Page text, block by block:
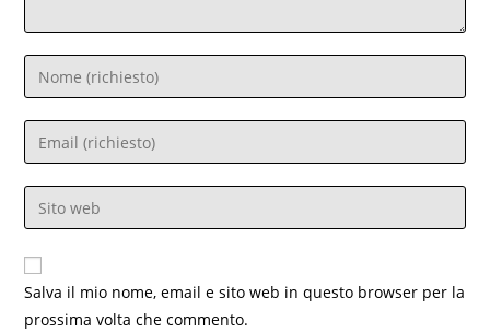
Inserisci
il
tuo
nome
nome
utente
per
commentare
Inserisci
il
tuo
indirizzo
per
commentare
Inserisci
l'URL
del
sito
Salva il mio nome, email e sito web in questo browser per la
prossima volta che commento.